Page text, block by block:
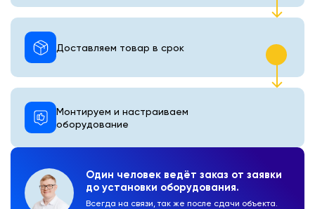
Один человек ведёт заказ от заявки
до установки оборудования.
Всегда на связи, так же после сдачи объекта.
Монтируем и настраиваем
оборудование
Доставляем товар в срок